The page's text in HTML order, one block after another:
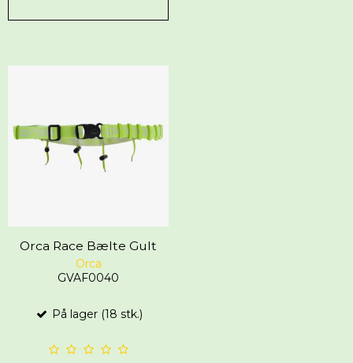
Orca Race Bælte Gult
Orca
GVAF0040
På lager (18 stk.)